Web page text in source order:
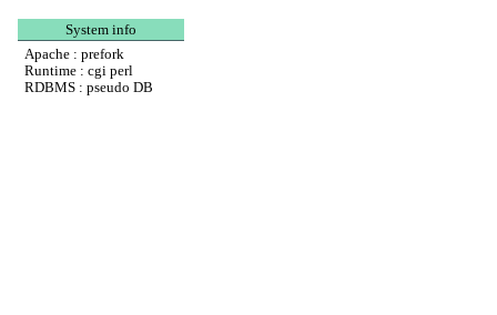
System info
Apache : prefork
Runtime : cgi perl
RDBMS : pseudo DB